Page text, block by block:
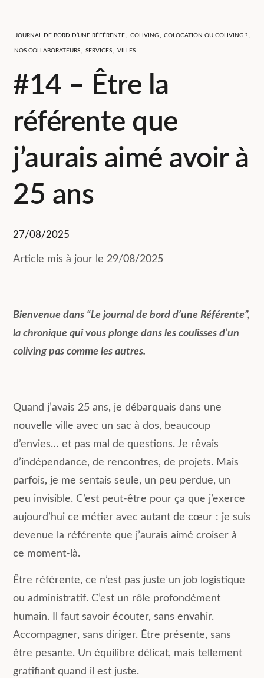
JOURNAL DE BORD D’UNE RÉFÉRENTE COLIVING COLOCATION OU COLIVING ?
NOS COLLABORATEURS SERVICES VILLES
#14 – Être la
référente que
j’aurais aimé avoir à
25 ans
27/08/2025
Article mis à jour le 29/08/2025
Bienvenue dans “Le journal de bord d’une Référente”,
la chronique qui vous plonge dans les coulisses d’un
coliving pas comme les autres.
Quand j’avais 25 ans, je débarquais dans une
nouvelle ville avec un sac à dos, beaucoup
d’envies… et pas mal de questions. Je rêvais
d’indépendance, de rencontres, de projets. Mais
parfois, je me sentais seule, un peu perdue, un
peu invisible. C’est peut-être pour ça que j’exerce
aujourd’hui ce métier avec autant de cœur : je suis
devenue la référente que j’aurais aimé croiser à
ce moment-là.
Être référente, ce n’est pas juste un job logistique
ou administratif. C’est un rôle profondément
humain. Il faut savoir écouter, sans envahir.
Accompagner, sans diriger. Être présente, sans
être pesante. Un équilibre délicat, mais tellement
gratifiant quand il est juste.